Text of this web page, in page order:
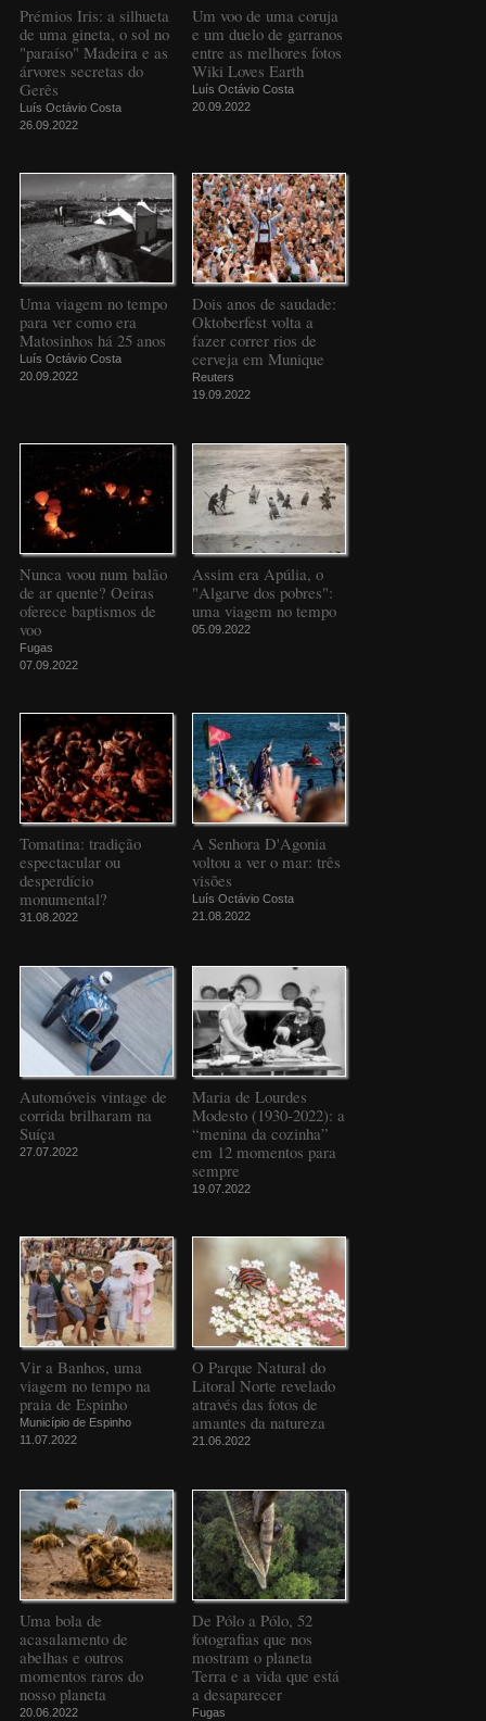
Prémios Iris: a silhueta
de uma gineta, o sol no
"paraíso" Madeira e as
árvores secretas do
Gerês
Luís Octávio Costa
26.09.2022
Um voo de uma coruja
e um duelo de garranos
entre as melhores fotos
Wiki Loves Earth
Luís Octávio Costa
20.09.2022
Uma viagem no tempo
para ver como era
Matosinhos há 25 anos
Luís Octávio Costa
20.09.2022
Dois anos de saudade:
Oktoberfest volta a
fazer correr rios de
cerveja em Munique
Reuters
19.09.2022
Nunca voou num balão
de ar quente? Oeiras
oferece baptismos de
voo
Fugas
07.09.2022
Assim era Apúlia, o
"Algarve dos pobres":
uma viagem no tempo
05.09.2022
Tomatina: tradição
espectacular ou
desperdício
monumental?
31.08.2022
A Senhora D'Agonia
voltou a ver o mar: três
visões
Luís Octávio Costa
21.08.2022
Automóveis vintage de
corrida brilharam na
Suíça
27.07.2022
Maria de Lourdes
Modesto (1930-2022): a
“menina da cozinha”
em 12 momentos para
sempre
19.07.2022
Vir a Banhos, uma
viagem no tempo na
praia de Espinho
Município de Espinho
11.07.2022
O Parque Natural do
Litoral Norte revelado
através das fotos de
amantes da natureza
21.06.2022
Uma bola de
acasalamento de
abelhas e outros
momentos raros do
nosso planeta
20.06.2022
De Pólo a Pólo, 52
fotografias que nos
mostram o planeta
Terra e a vida que está
a desaparecer
Fugas